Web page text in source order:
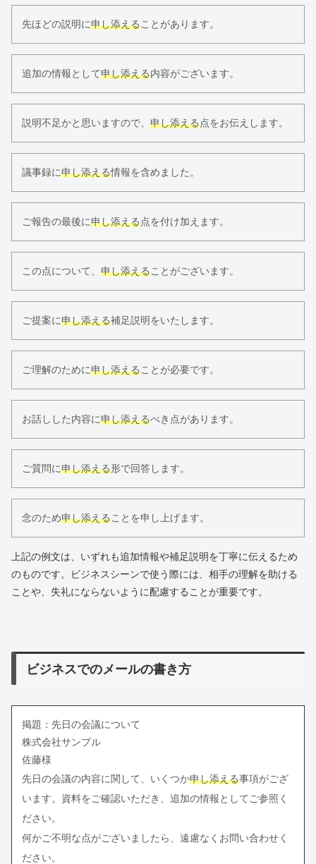
先ほどの説明に申し添えることがあります。
追加の情報として申し添える内容がございます。
説明不足かと思いますので、 申し添える点をお伝えします。
議事録に申し添える情報を含めました。
ご報告の最後に申し添える点を付け加えます。
この点について、 申し添えることがございます。
ご提案に申し添える補足説明をいたします。
ご理解のために申し添えることが必要です。
お話しした内容に申し添えるべき点があります。
ご質問に申し添える形で回答します。
念のため申し添えることを申し上げます。
上記の例文は、いずれも追加情報や補足説明を丁寧に伝えるため
のものです。ビジネスシーンで使う際には、相手の理解を助ける
ことや、失礼にならないように配慮することが重要です。
ビジネスでのメールの書き方
掲題：先日の会議について
株式会社サンプル
佐藤様
先日の会議の内容に関して、いくつか申し添える事項がござ
います。資料をご確認いただき、追加の情報としてご参照く
ださい。
何かご不明な点がございましたら、遠慮なくお問い合わせく
ださい。